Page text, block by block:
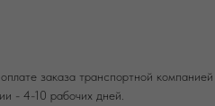
заказа транспортной
- 4-10 рабочих дней.